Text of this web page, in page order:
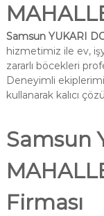
Samsun YUKARI
hizmetimiz ile ev,
zararlı böcekleri
Deneyimli
kullanarak kalıcı
Samsun
Firması